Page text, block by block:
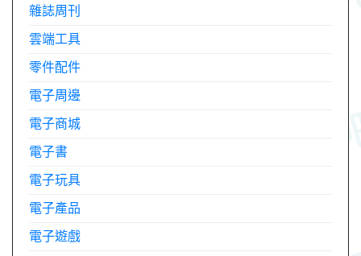
雜誌周刊
雲端工具
零件配件
電子周邊
電子商城
電子書
電子玩具
電子產品
電子遊戲